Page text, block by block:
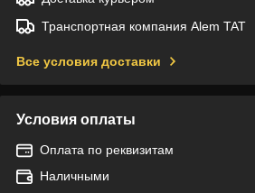
Транспортная компания Alem TAT
Все условия доставки
Условия оплаты
Оплата по реквизитам
Наличными